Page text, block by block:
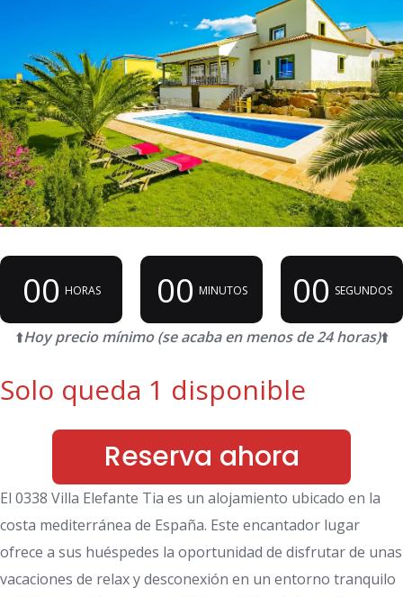
00 HORAS 00 MINUTOS 00 SEGUNDOS
⬆️Hoy precio mínimo (se acaba en menos de 24 horas)⬆️
Solo queda 1 disponible
Reserva ahora
El 0338 Villa Elefante Tia es un alojamiento ubicado en la
costa mediterránea de España. Este encantador lugar
ofrece a sus huéspedes la oportunidad de disfrutar de unas
vacaciones de relax y desconexión en un entorno tranquilo